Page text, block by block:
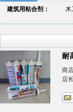
建筑用粘合剂 ： 木
耐
商
店